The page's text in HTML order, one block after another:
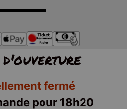
fermé
pour 18h20